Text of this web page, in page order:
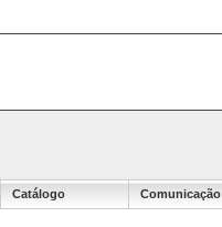
Catálogo Comunicação